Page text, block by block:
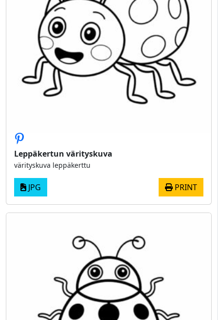
Leppäkertun värityskuva
värityskuva leppäkerttu
JPG PRINT